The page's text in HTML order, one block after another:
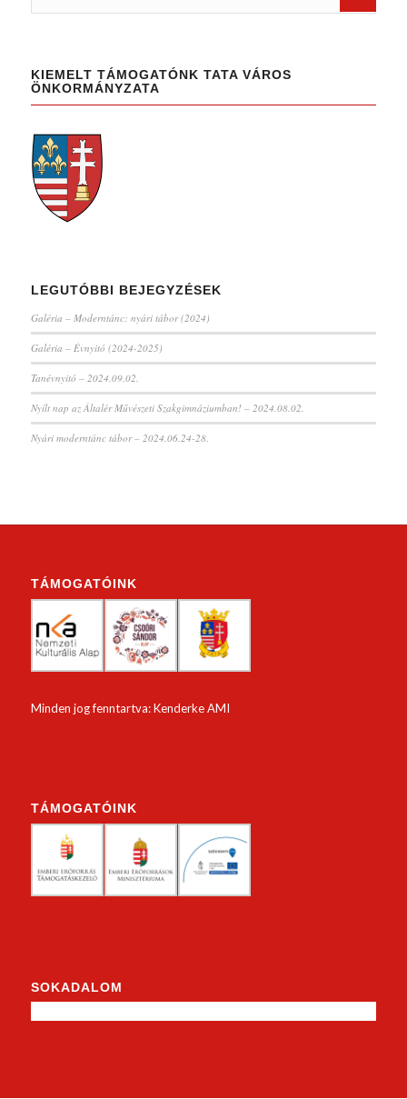
KIEMELT TÁMOGATÓNK TATA VÁROS
ÖNKORMÁNYZATA
LEGUTÓBBI BEJEGYZÉSEK
Galéria – Moderntánc: nyári tábor (2024)
Galéria – Évnyitó (2024-2025)
Tanévnyitó – 2024.09.02.
Nyílt nap az Általér Művészeti Szakgimnáziumban! – 2024.08.02.
Nyári moderntánc tábor – 2024.06.24-28.
TÁMOGATÓINK
Minden jog fenntartva: Kenderke AMI
TÁMOGATÓINK
SOKADALOM